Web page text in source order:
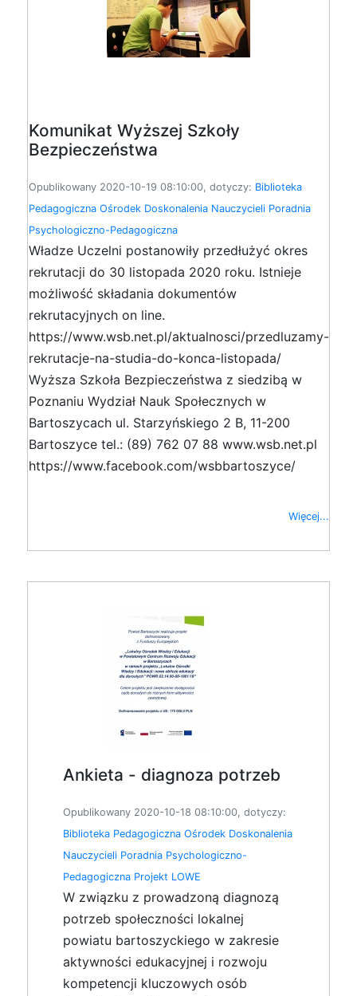
Komunikat Wyższej Szkoły
Bezpieczeństwa
Opublikowany 2020-10-19 08:10:00, dotyczy: Biblioteka
Pedagogiczna Ośrodek Doskonalenia Nauczycieli Poradnia
Psychologiczno-Pedagogiczna
Władze Uczelni postanowiły przedłużyć okres
rekrutacji do 30 listopada 2020 roku. Istnieje
możliwość składania dokumentów
rekrutacyjnych on line.
https://www.wsb.net.pl/aktualnosci/przedluzamy-
rekrutacje-na-studia-do-konca-listopada/
Wyższa Szkoła Bezpieczeństwa z siedzibą w
Poznaniu Wydział Nauk Społecznych w
Bartoszycach ul. Starzyńskiego 2 B, 11-200
Bartoszyce tel.: (89) 762 07 88 www.wsb.net.pl
https://www.facebook.com/wsbbartoszyce/
Więcej...
Ankieta - diagnoza potrzeb
Opublikowany 2020-10-18 08:10:00, dotyczy:
Biblioteka Pedagogiczna Ośrodek Doskonalenia
Nauczycieli Poradnia Psychologiczno-
Pedagogiczna Projekt LOWE
W związku z prowadzoną diagnozą
potrzeb społeczności lokalnej
powiatu bartoszyckiego w zakresie
aktywności edukacyjnej i rozwoju
kompetencji kluczowych osób